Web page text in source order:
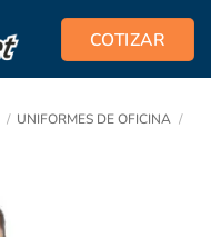
COTIZAR
/ UNIFORMES DE OFICINA /